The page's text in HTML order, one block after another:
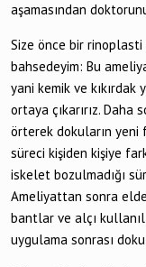
aşamasından
Size önce bir
bahsedeyim: Bu
yani kemik ve kıkırdak
ortaya çıkarırız. Daha
örterek dokuların yeni
süreci kişiden kişiye
iskelet bozulmadığı
Ameliyattan sonra
bantlar ve alçı
uygulama sonrası